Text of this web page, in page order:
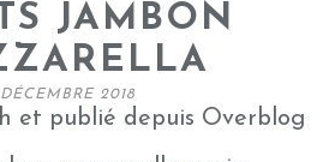
JAMBON
2018
et publié depuis Overblog